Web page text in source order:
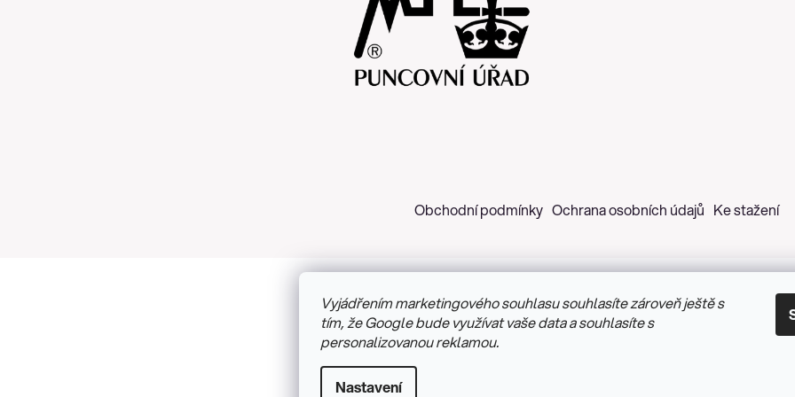
Vyjádřením marketingového souhlasu souhlasíte zároveň ještě s
tím, že Google bude využívat vaše data a souhlasíte s
personalizovanou reklamou.
Nastavení
Obchodní podmínky Ochrana osobních údajů Ke stažení
Copyright 2026Z&H Růžičková. Všechna práva vyhrazena. Upravit